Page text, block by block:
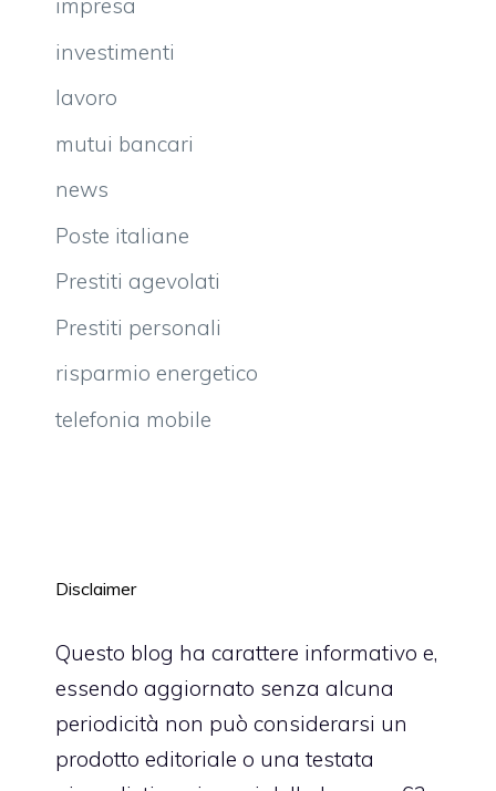
impresa
investimenti
lavoro
mutui bancari
news
Poste italiane
Prestiti agevolati
Prestiti personali
risparmio energetico
telefonia mobile
Disclaimer
Questo blog ha carattere informativo e,
essendo aggiornato senza alcuna
periodicità non può considerarsi un
prodotto editoriale o una testata